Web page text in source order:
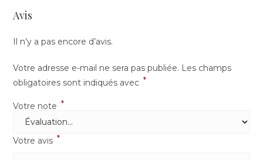
Avis
Il n’y a pas encore d’avis.
Votre adresse e-mail ne sera pas publiée. Les champs
obligatoires sont indiqués avec *
Votre note *
Votre avis *